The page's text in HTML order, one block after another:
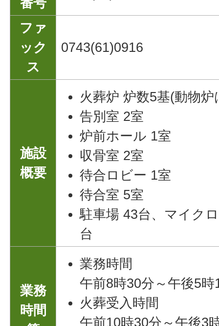
ファ
ック
ス
0743(61)0916
施設
概要
火葬炉 炉数5基(動物
告別室 2室
炉前ホール 1室
収骨室 2室
待合ロビー 1室
待合室 5室
駐車場 43台、マイク
台
業務
時間
業務時間
午前8時30分～午後5時
火葬受入時間
午前10時30分～午後3